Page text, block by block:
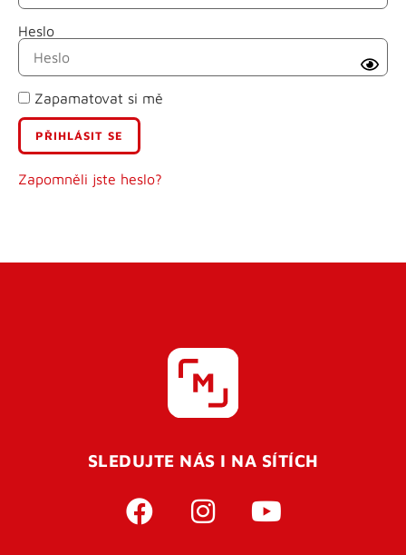
Heslo
Zapamatovat si mě
Zapomněli jste heslo?
Příjmení
E-mail
Uživatelské jméno
Pro úspěšné dokončení registrace je potřeba
vaší e-mailovouadresu. Po úspěšném odeslání
SLEDUJTE NÁS I NA SÍTÍCH